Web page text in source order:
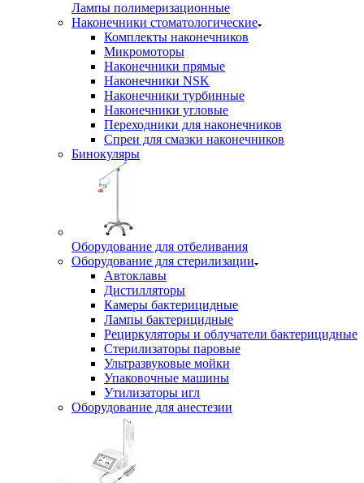
Лампы полимеризационные
Наконечники стоматологические
Комплекты наконечников
Микромоторы
Наконечники прямые
Наконечники NSK
Наконечники турбинные
Наконечники угловые
Переходники для наконечников
Спреи для смазки наконечников
Бинокуляры
Оборудование для отбеливания
Оборудование для стерилизации
Автоклавы
Дистилляторы
Камеры бактерицидные
Лампы бактерицидные
Рециркуляторы и облучатели бактерицидные
Стерилизаторы паровые
Ультразвуковые мойки
Упаковочные машины
Утилизаторы игл
Оборудование для анестезии